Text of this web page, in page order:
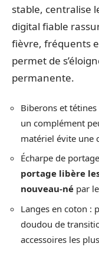
stable, centralise
digital fiable
fièvre, fréquents
permet de
permanente.
Biberons et tétines
un complément
matériel évite une
Écharpe de
portage libère
nouveau-né par
Langes en coton :
doudou de
accessoires les